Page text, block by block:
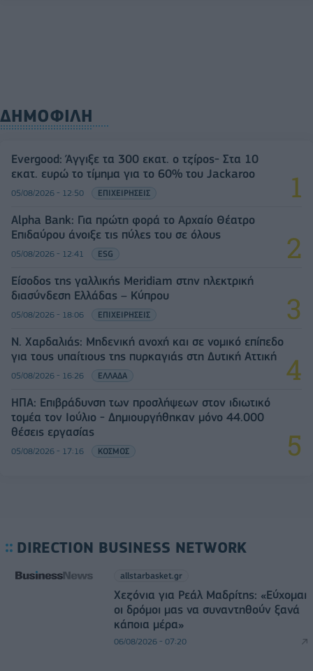
ΔΗΜΟΦΙΛΗ
Evergood: Άγγιξε τα 300 εκατ. ο τζίρος- Στα 10
εκατ. ευρώ το τίμημα για το 60% του Jackaroo
05/08/2026 - 12:50 ΕΠΙΧΕΙΡΗΣΕΙΣ
Alpha Bank: Για πρώτη φορά το Αρχαίο Θέατρο
Επιδαύρου άνοιξε τις πύλες του σε όλους
05/08/2026 - 12:41 ESG
Είσοδος της γαλλικής Meridiam στην ηλεκτρική
διασύνδεση Ελλάδας – Κύπρου
05/08/2026 - 18:06 ΕΠΙΧΕΙΡΗΣΕΙΣ
Ν. Χαρδαλιάς: Μηδενική ανοχή και σε νομικό επίπεδο
για τους υπαίτιους της πυρκαγιάς στη Δυτική Αττική
05/08/2026 - 16:26 ΕΛΛΑΔΑ
ΗΠΑ: Επιβράδυνση των προσλήψεων στον ιδιωτικό
τομέα τον Ιούλιο - Δημιουργήθηκαν μόνο 44.000
θέσεις εργασίας
05/08/2026 - 17:16 ΚΟΣΜΟΣ
DIRECTION BUSINESS NETWORK
allstarbasket.gr
Χεζόνια για Ρεάλ Μαδρίτης: «Εύχομαι
οι δρόμοι μας να συναντηθούν ξανά
κάποια μέρα»
06/08/2026 - 07:20